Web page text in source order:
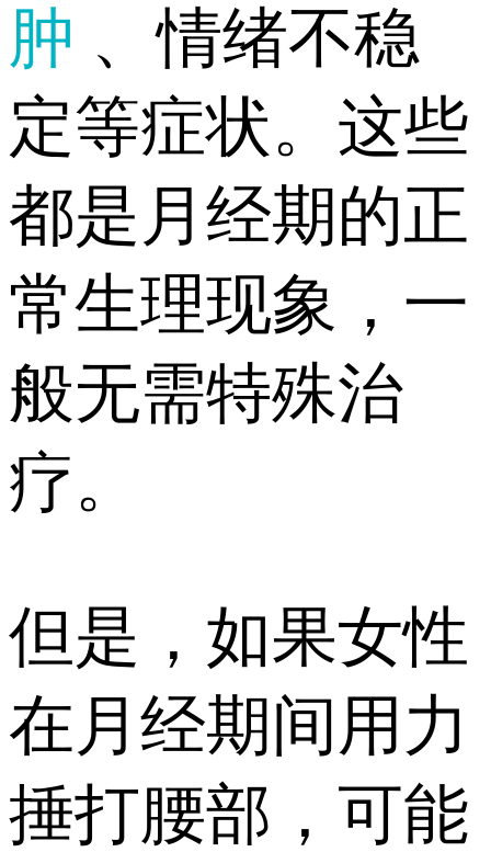
肿 、情绪不稳
定等症状。这些
都是月经期的正
常生理现象，一
般无需特殊治
疗。
但是，如果女性
在月经期间用力
捶打腰部，可能